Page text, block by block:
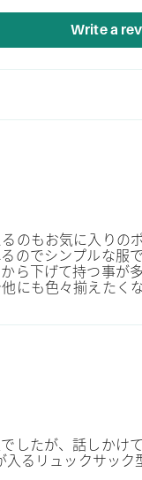
Write a
のもお気に入りのポ
でシンプルな服
ら下げて持つ事が多
にも色々揃えたくな
したが、話しか
るリュックサッ